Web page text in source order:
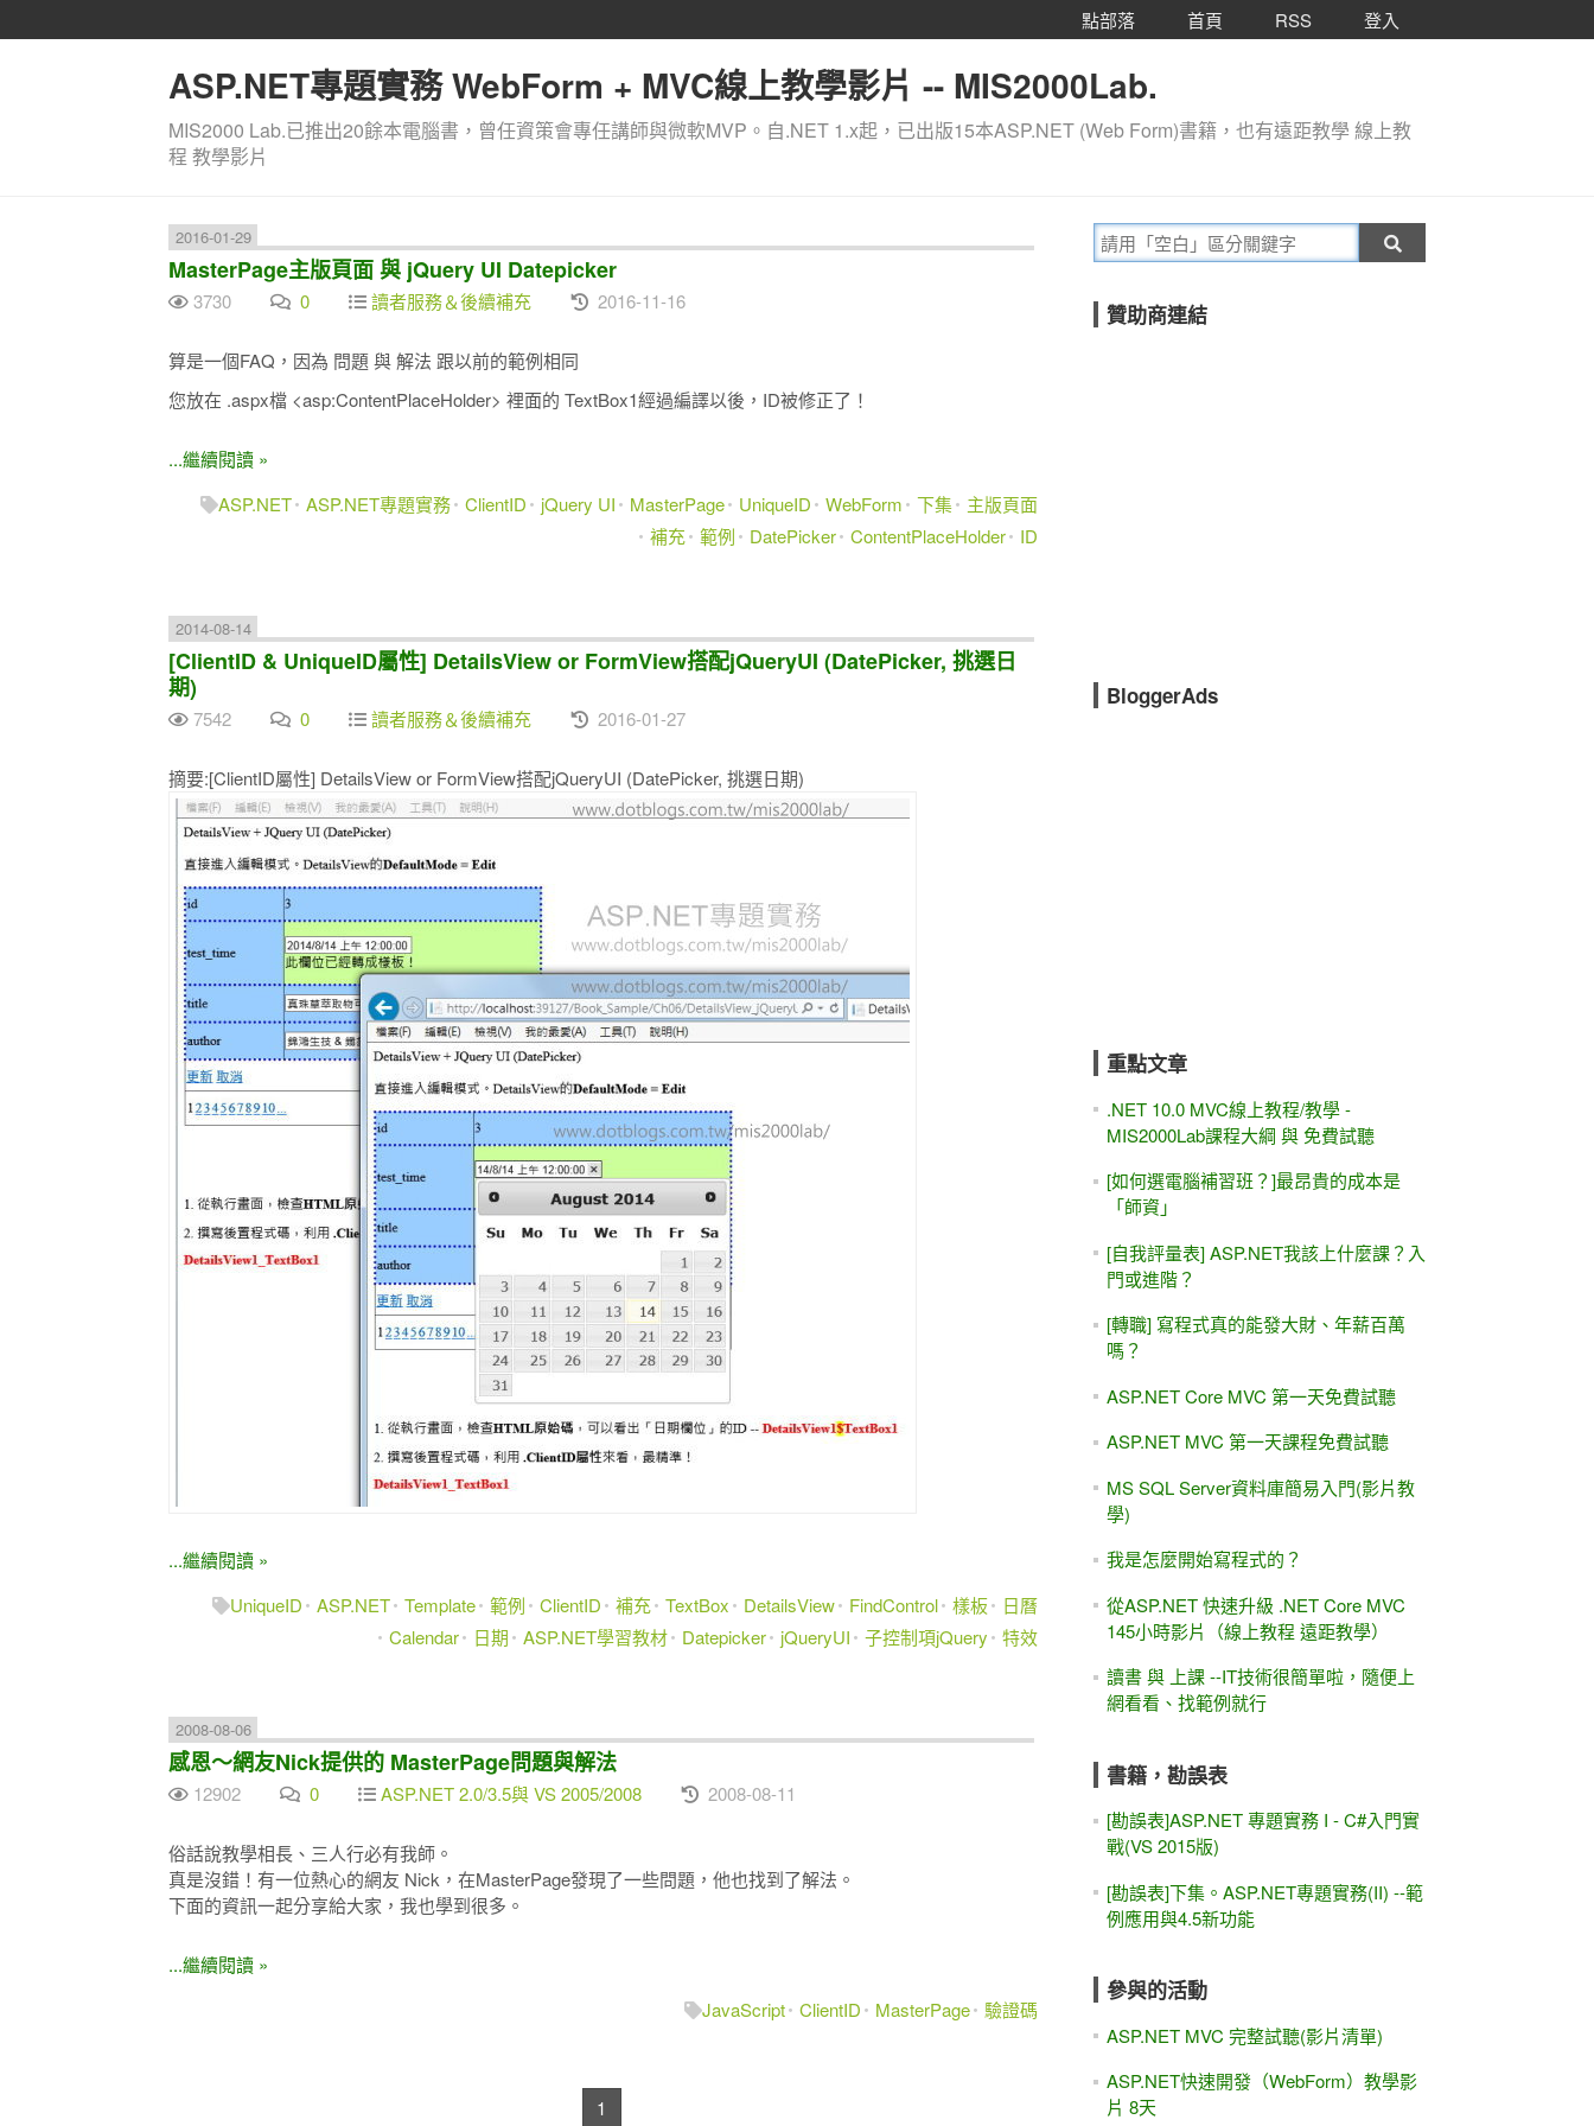
點部落 首頁 RSS 登入
ASP.NET專題實務 WebForm + MVC線上教學影片 -- MIS2000Lab.
MIS2000 Lab.已推出20餘本電腦書，曾任資策會專任講師與微軟MVP。自.NET 1.x起，已出版15本ASP.NET (Web Form)書籍，也有遠距教學 線上教
程 教學影片
2016-01-29
MasterPage主版頁面 與 jQuery UI Datepicker
3730 0 讀者服務＆後續補充 2016-11-16
算是一個FAQ，因為 問題 與 解法 跟以前的範例相同
您放在 .aspx檔 <asp:ContentPlaceHolder> 裡面的 TextBox1經過編譯以後，ID被修正了！
...繼續閱讀 »
ASP.NET ASP.NET專題實務 ClientID jQuery UI MasterPage UniqueID WebForm 下集
主版頁面
補充 範例 DatePicker ContentPlaceHolder ID
2014-08-14
[ClientID & UniqueID屬性] DetailsView or FormView搭配jQueryUI (DatePicker, 挑選日
期)
7542 0 讀者服務＆後續補充 2016-01-27
摘要:[ClientID屬性] DetailsView or FormView搭配jQueryUI (DatePicker, 挑選日期)
...繼續閱讀 »
UniqueID
ASP.NET Template 範例 ClientID 補充 TextBox DetailsView FindControl 樣板
日曆
Calendar
日期 ASP.NET學習教材 Datepicker jQueryUI 子控制項jQuery 特效
2008-08-06
感恩～網友Nick提供的 MasterPage問題與解法
12902 0 ASP.NET 2.0/3.5與 VS 2005/2008 2008-08-11
俗話說教學相長、三人行必有我師。
真是沒錯！有一位熱心的網友 Nick，在MasterPage發現了一些問題，他也找到了解法。
下面的資訊一起分享給大家，我也學到很多。
...繼續閱讀 »
JavaScript ClientID MasterPage 驗證碼
1
贊助商連結
BloggerAds
重點文章
.NET 10.0 MVC線上教程/教學 -
MIS2000Lab課程大綱 與 免費試聽
[如何選電腦補習班？]最昂貴的成本是
「師資」
[自我評量表] ASP.NET我該上什麼課？入
門或進階？
[轉職] 寫程式真的能發大財、年薪百萬
嗎？
ASP.NET Core MVC 第一天免費試聽
ASP.NET MVC 第一天課程免費試聽
MS SQL Server資料庫簡易入門(影片教
學)
我是怎麼開始寫程式的？
從ASP.NET 快速升級 .NET Core MVC
145小時影片（線上教程 遠距教學）
讀書 與 上課 --IT技術很簡單啦，隨便上
網看看、找範例就行
書籍，勘誤表
[勘誤表]ASP.NET 專題實務 I - C#入門實
戰(VS 2015版)
[勘誤表]下集。ASP.NET專題實務(II) --範
例應用與4.5新功能
參與的活動
ASP.NET MVC 完整試聽(影片清單)
ASP.NET快速開發（WebForm）教學影
片 8天